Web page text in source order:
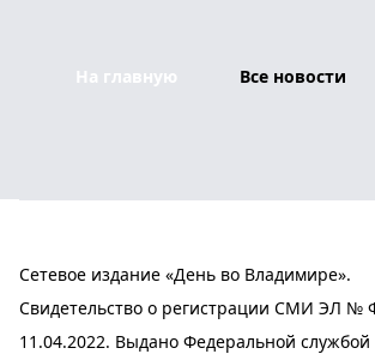
На главную Все новости
Сетевое издание «День во Владимире».
Свидетельство о регистрации СМИ ЭЛ №
11.04.2022. Выдано Федеральной службой